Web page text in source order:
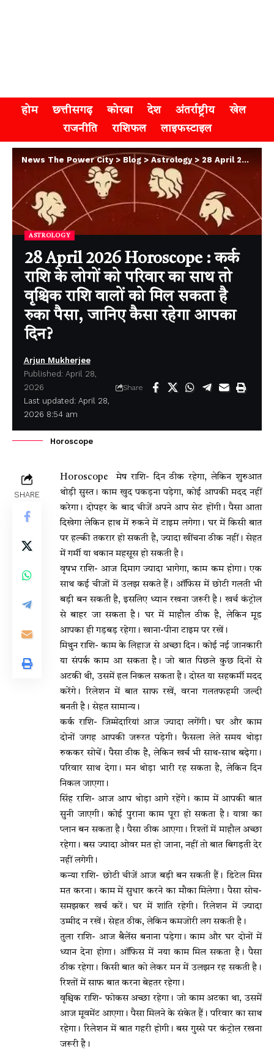
होम छत्तीसगढ़ कोरबा देश अंतर्राष्ट्रीय
खेल
राजनीति
राशिफल लाइफस्टाइल
News The Power City> Blog > Astrology> 28 April 2026 Horoscope : कर्क राशि के लोगों को परिवार का साथ तो वृश्चिक राशि वालों को मिल सकता है रुका पैसा, जानिए कैसा रहेगा आपका दिन?
ASTROLOGY
28 April 2026 Horoscope : कर्क
राशि के लोगों को परिवार का साथ तो
वृश्चिक राशि वालों को मिल सकता है
रुका पैसा, जानिए कैसा रहेगा आपका
दिन?
Last updated: April 28,
2026 8:54 am
Arjun Mukherjee
Published: April 28,
2026
Share
Horoscope
SHARE
Horoscope मेष राशि- दिन ठीक रहेगा, लेकिन शुरुआत
थोड़ी सुस्त। काम खुद पकड़ना पड़ेगा, कोई आपकी मदद नहीं
करेगा। दोपहर के बाद चीजें अपने आप सेट होंगी। पैसा आता
दिखेगा लेकिन हाथ में रुकने में टाइम लगेगा। घर में किसी बात
पर हल्की तकरार हो सकती है, ज्यादा खींचना ठीक नहीं। सेहत
में गर्मी या थकान महसूस हो सकती है।
वृषभ राशि- आज दिमाग ज्यादा भागेगा, काम कम होगा। एक
साथ कई चीजों में उलझ सकते हैं। ऑफिस में छोटी गलती भी
बड़ी बन सकती है, इसलिए ध्यान रखना जरूरी है। खर्च कंट्रोल
से बाहर जा सकता है। घर में माहौल ठीक है, लेकिन मूड
आपका ही गड़बड़ रहेगा। खाना-पीना टाइम पर रखें।
मिथुन राशि- काम के लिहाज से अच्छा दिन। कोई नई जानकारी
या संपर्क काम आ सकता है। जो बात पिछले कुछ दिनों से
अटकी थी, उसमें हल निकल सकता है। दोस्त या सहकर्मी मदद
करेंगे। रिलेशन में बात साफ रखें, वरना गलतफहमी जल्दी
बनती है। सेहत सामान्य।
कर्क राशि- जिम्मेदारियां आज ज्यादा लगेंगी। घर और काम
दोनों जगह आपकी जरूरत पड़ेगी। फैसला लेते समय थोड़ा
रुककर सोचें। पैसा ठीक है, लेकिन खर्च भी साथ-साथ बढ़ेगा।
परिवार साथ देगा। मन थोड़ा भारी रह सकता है, लेकिन दिन
निकल जाएगा।
सिंह राशि- आज आप थोड़ा आगे रहेंगे। काम में आपकी बात
सुनी जाएगी। कोई पुराना काम पूरा हो सकता है। यात्रा का
प्लान बन सकता है। पैसा ठीक आएगा। रिश्तों में माहौल अच्छा
रहेगा। बस ज्यादा ओवर मत हो जाना, नहीं तो बात बिगड़ती देर
नहीं लगेगी।
कन्या राशि- छोटी चीजें आज बड़ी बन सकती हैं। डिटेल मिस
मत करना। काम में सुधार करने का मौका मिलेगा। पैसा सोच-
समझकर खर्च करें। घर में शांति रहेगी। रिलेशन में ज्यादा
उम्मीद न रखें। सेहत ठीक, लेकिन कमजोरी लग सकती है।
तुला राशि- आज बैलेंस बनाना पड़ेगा। काम और घर दोनों में
ध्यान देना होगा। ऑफिस में नया काम मिल सकता है। पैसा
ठीक रहेगा। किसी बात को लेकर मन में उलझन रह सकती है।
रिश्तों में साफ बात करना बेहतर रहेगा।
वृश्चिक राशि- फोकस अच्छा रहेगा। जो काम अटका था, उसमें
आज मूवमेंट आएगा। पैसा मिलने के संकेत हैं। परिवार का साथ
रहेगा। रिलेशन में बात गहरी होगी। बस गुस्से पर कंट्रोल रखना
जरूरी है।